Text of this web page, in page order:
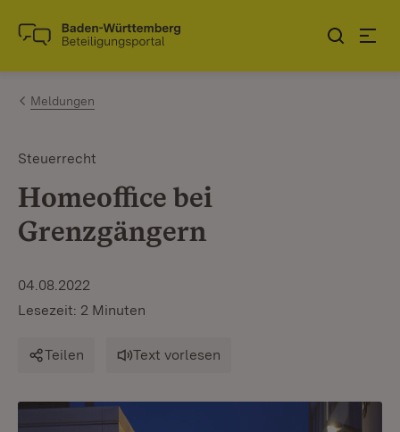
Zum Inhalt springen
Link zur Startseite
Meldungen
Steuerrecht
Homeoffice bei
Grenzgängern
04.08.2022
Lesezeit: 2 Minuten
Teilen Text vorlesen